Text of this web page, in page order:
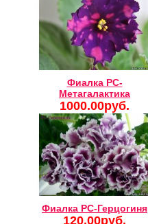
Фиалка РС-
Метагалактика
1000.00руб.
Фиалка РС-Герцогиня
120.00руб.